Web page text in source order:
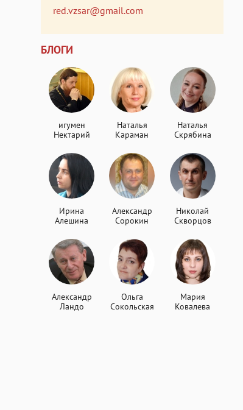
red.vzsar@gmail.com
БЛОГИ
игумен
Нектарий
Наталья
Караман
Наталья
Скрябина
Ирина
Алешина
Александр
Сорокин
Николай
Скворцов
Александр
Ландо
Ольга
Сокольская
Мария
Ковалева